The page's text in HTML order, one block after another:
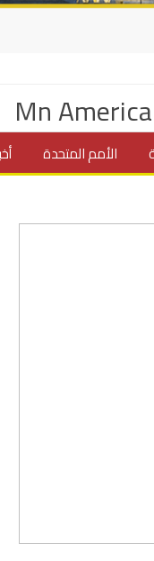
Mn America
الأمم المتحدة